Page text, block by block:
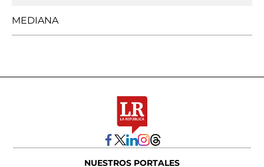
MEDIANA
NUESTROS PORTALES